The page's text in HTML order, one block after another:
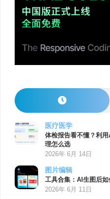
医疗医学
体检报告看不懂？利
理怎么选
2026年 6月 14日
图片编辑
工具合集：AI生图后
2026年 6月 11日